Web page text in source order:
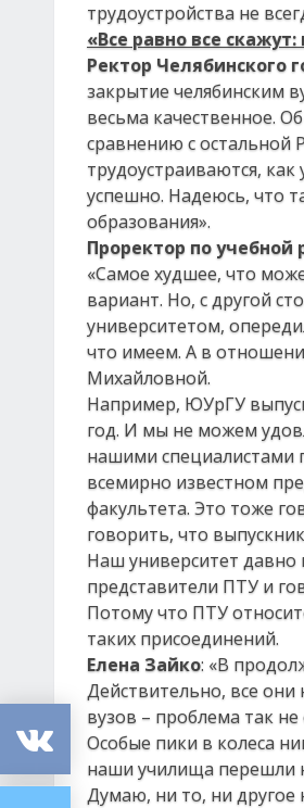
трудоустройства не
«Все равно все
Ректор Челябинского
закрытие челябинским
весьма качественное.
сравнению с остальной
трудоустраиваются,
успешно. Надеюсь, что
образования».
Проректор по учебной
«Самое худшее, что
вариант. Но, с другой
университетом,
что имеем. А в
Михайловной.
Например, ЮУрГУ
год. И мы не можем
нашими специалистами
всемирно известном
факультета. Это тоже
говорить, что
Наш университет давно
представители ПТУ и
Потому что ПТУ
таких присоединений.
Елена Зайко: «В
Действительно, все они
вузов – проблема так
Особые пики в колеса
наши училища перешли
Думаю, ни то, ни другое